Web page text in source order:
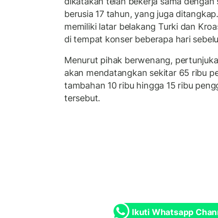
berusia 17 tahun, yang juga
memiliki latar belakang Turki dan
di tempat konser beberapa hari
Menurut pihak berwenang,
akan mendatangkan sekitar 65 ribu
tambahan 10 ribu hingga 15 ribu
tersebut.
Ikuti Whatsapp